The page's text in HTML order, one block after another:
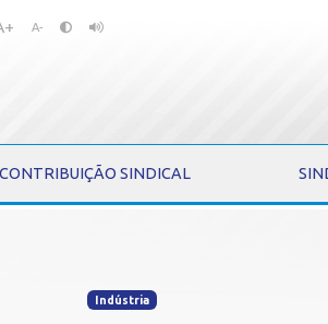
A-
CONTRIBUIÇÃO SINDICAL
Indústria